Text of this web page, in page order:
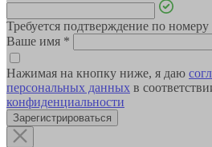
Требуется подтверждение по номеру
Ваше имя *
Нажимая на кнопку ниже, я даю
персональных данных в
конфиденциальности
Зарегистрироваться